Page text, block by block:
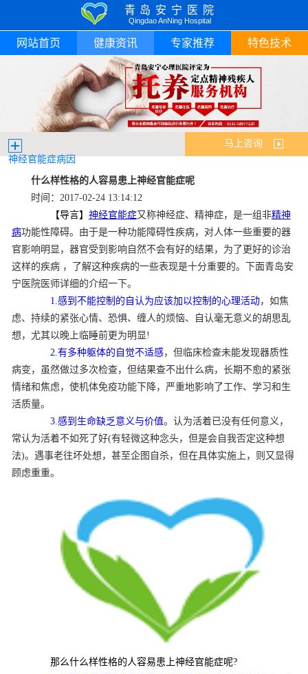
青岛安宁医院
Qingdao AnNing Hospital
网站首页 健康资讯 专家推荐 特色技术
神经官能症病因
马上咨询
什么样性格的人容易患上神经官能症呢
时间：2017-02-24 13:14:12
【导言】 神经官能症又称神经症、精神症，是一组非精神
病功能性障碍。由于是一种功能障碍性疾病，对人体一些重要的器
官影响明显，器官受到影响自然不会有好的结果，为了更好的诊治
这样的疾病 ，了解这种疾病的一些表现是十分重要的。下面青岛安
宁医院医师详细的介绍一下。
1.感到不能控制的自认为应该加以控制的心理活动，如焦
虑、持续的紧张心情、恐惧、缠人的烦恼、自认毫无意义的胡思乱
想，尤其以晚上临睡前更为明显!
2.有多种躯体的自觉不适感，但临床检查未能发现器质性
病变，虽然做过多次检查，但结果查不出什么病，长期不愈的紧张
情绪和焦虑，使机体免疫功能下降，严重地影响了工作、学习和生
活质量。
3.感到生命缺乏意义与价值。认为活着已没有任何意义，
常认为活着不如死了好(有轻微这种念头，但是会自我否定这种想
法)。遇事老往坏处想，甚至企图自杀，但在具体实施上，则又显得
顾虑重重。
那么什么样性格的人容易患上神经官能症呢?